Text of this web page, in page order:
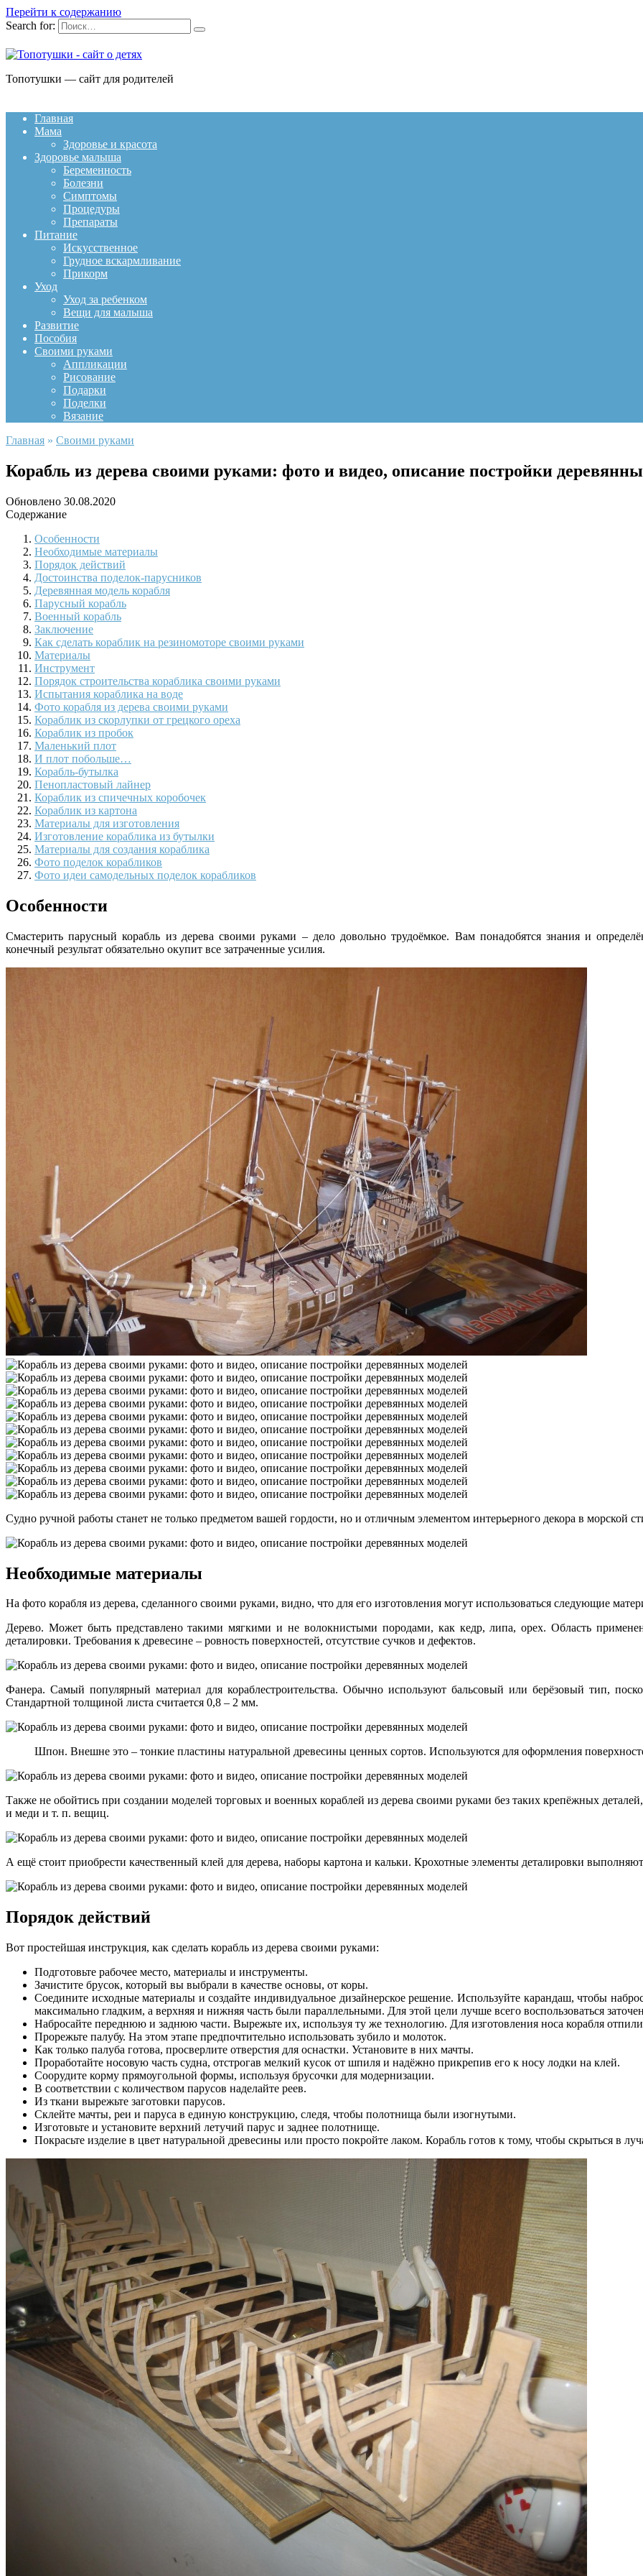
Перейти к содержанию
Search for:
Топотушки — сайт для родителей
Главная
Мама
Здоровье и красота
Здоровье малыша
Беременность
Болезни
Симптомы
Процедуры
Препараты
Питание
Искусственное
Грудное вскармливание
Прикорм
Уход
Уход за ребенком
Вещи для малыша
Развитие
Пособия
Своими руками
Аппликации
Рисование
Подарки
Поделки
Вязание
Главная » Своими руками
Корабль из дерева своими руками: фото и видео, описание постройки
Обновлено 30.08.2020
Содержание
Особенности
Необходимые материалы
Порядок действий
Достоинства поделок-парусников
Деревянная модель корабля
Парусный корабль
Военный корабль
Заключение
Как сделать кораблик на резиномоторе своими руками
Материалы
Инструмент
Порядок строительства кораблика своими руками
Испытания кораблика на воде
Фото корабля из дерева своими руками
Кораблик из скорлупки от грецкого ореха
Кораблик из пробок
Маленький плот
И плот побольше…
Корабль-бутылка
Пенопластовый лайнер
Кораблик из спичечных коробочек
Кораблик из картона
Материалы для изготовления
Изготовление кораблика из бутылки
Материалы для создания кораблика
Фото поделок корабликов
Фото идеи самодельных поделок корабликов
Особенности
Смастерить парусный корабль из дерева своими руками – дело довольно трудоёмкое. Вам понадобятся знания и
конечный результат обязательно окупит все затраченные усилия.
Судно ручной работы станет не только предметом вашей гордости, но и отличным элементом интерьерного декора в морской
Необходимые материалы
На фото корабля из дерева, сделанного своими руками, видно, что для его изготовления могут использоваться следующие
Дерево. Может быть представлено такими мягкими и не волокнистыми породами, как кедр, липа, орех. Область
деталировки. Требования к древесине – ровность поверхностей, отсутствие сучков и дефектов.
Фанера. Самый популярный материал для кораблестроительства. Обычно используют бальсовый или берёзовый тип,
Стандартной толщиной листа считается 0,8 – 2 мм.
Шпон. Внешне это – тонкие пластины натуральной древесины ценных сортов. Используются для оформления
Также не обойтись при создании моделей торговых и военных кораблей из дерева своими руками без таких крепёжных
и меди и т. п. вещиц.
А ещё стоит приобрести качественный клей для дерева, наборы картона и кальки. Крохотные элементы деталировки
Порядок действий
Вот простейшая инструкция, как сделать корабль из дерева своими руками:
Подготовьте рабочее место, материалы и инструменты.
Зачистите брусок, который вы выбрали в качестве основы, от коры.
Соедините исходные материалы и создайте индивидуальное дизайнерское решение. Используйте карандаш, чтобы
максимально гладким, а верхняя и нижняя часть были параллельными. Для этой цели лучше всего воспользоваться
Набросайте переднюю и заднюю части. Вырежьте их, используя ту же технологию. Для изготовления носа корабля
Прорежьте палубу. На этом этапе предпочтительно использовать зубило и молоток.
Как только палуба готова, просверлите отверстия для оснастки. Установите в них мачты.
Проработайте носовую часть судна, отстрогав мелкий кусок от шпиля и надёжно прикрепив его к носу лодки на клей.
Соорудите корму прямоугольной формы, используя брусочки для модернизации.
В соответствии с количеством парусов наделайте реев.
Из ткани вырежьте заготовки парусов.
Склейте мачты, реи и паруса в единую конструкцию, следя, чтобы полотнища были изогнутыми.
Изготовьте и установите верхний летучий парус и заднее полотнище.
Покрасьте изделие в цвет натуральной древесины или просто покройте лаком. Корабль готов к тому, чтобы скрыться в